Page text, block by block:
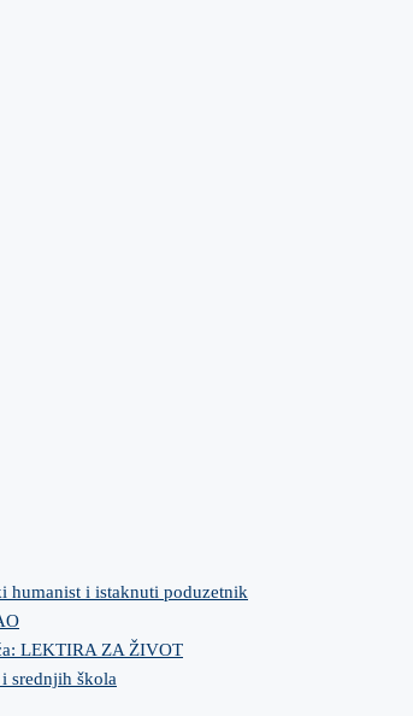
humanist i istaknuti poduzetnik
LEKTIRA ZA ŽIVOT
srednjih škola